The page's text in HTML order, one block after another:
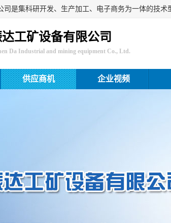
工矿设备有限公司
Da Industrial and mining equipment Co., Ltd.
供应商机 企业视频